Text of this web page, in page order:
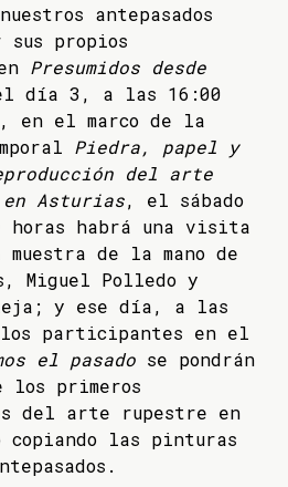
antepasados
propios
Presumidos desde
día 3, a las 16:00
en el marco de la
Piedra, papel y
del arte
Asturias, el sábado
horas habrá una visita
de la mano de
Miguel Polledo y
y ese día, a las
participantes en el
el pasado se pondrán
primeros
del arte rupestre en
copiando las pinturas